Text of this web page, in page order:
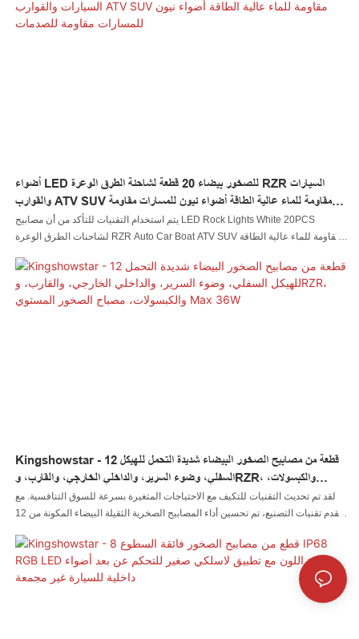
أضواء LED للصخور بيضاء 20 قطعة لشاحنة الطرق الوعرة RZR السيارات
والقوارب ATV SUV مقاومة للماء عالية الطاقة أضواء نيون للمسارات مقاومة
للصدمات
يتم استخدام التقنيات للتأكد من أن مصابيح LED Rock Lights White 20PCS
لشاحنات الطرق الوعرة RZR Auto Car Boat ATV SUV مقاومة للماء عالية الطاقة
المنتج في عدد كبير من السيناريوهات المختلفة مثل نظام الإضاءة التلقائي
Kingshowstar - 12 قطعة من مصابيح الصخور البيضاء شديدة التحمل للهيكل
السفلي، وضوء السرير، والداخلي الخارجي، والقارب، وRZR، والكبسولات،
مصباح الصخور المستوي Max 36W
لقد تم تحديث التقنيات للتكيف مع الاحتياجات المتغيرة بسرعة للسوق التنافسية. مع
تقدم تقنيات التصنيع، تم تحسين أداء المصابيح الصخرية الثقيلة البيضاء المكونة من 12
بشكل كبير. ولها تأثير هائل على مجال (مجالات) نظام الإضاءة التلقائية